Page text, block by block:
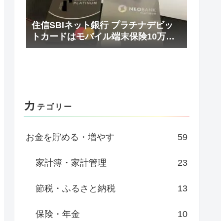
住信SBIネット銀行 プラチナデビッ
トカードはモバイル端末保険10万円/
年まで補償
カ テゴリー
お金を貯める・増やす 59
家計簿・家計管理 23
節税・ふるさと納税 13
保険・年金 10